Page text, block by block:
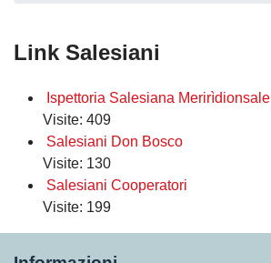
Link Salesiani
Ispettoria Salesiana Merirìdionsale
Visite: 409
Salesiani Don Bosco
Visite: 130
Salesiani Cooperatori
Visite: 199